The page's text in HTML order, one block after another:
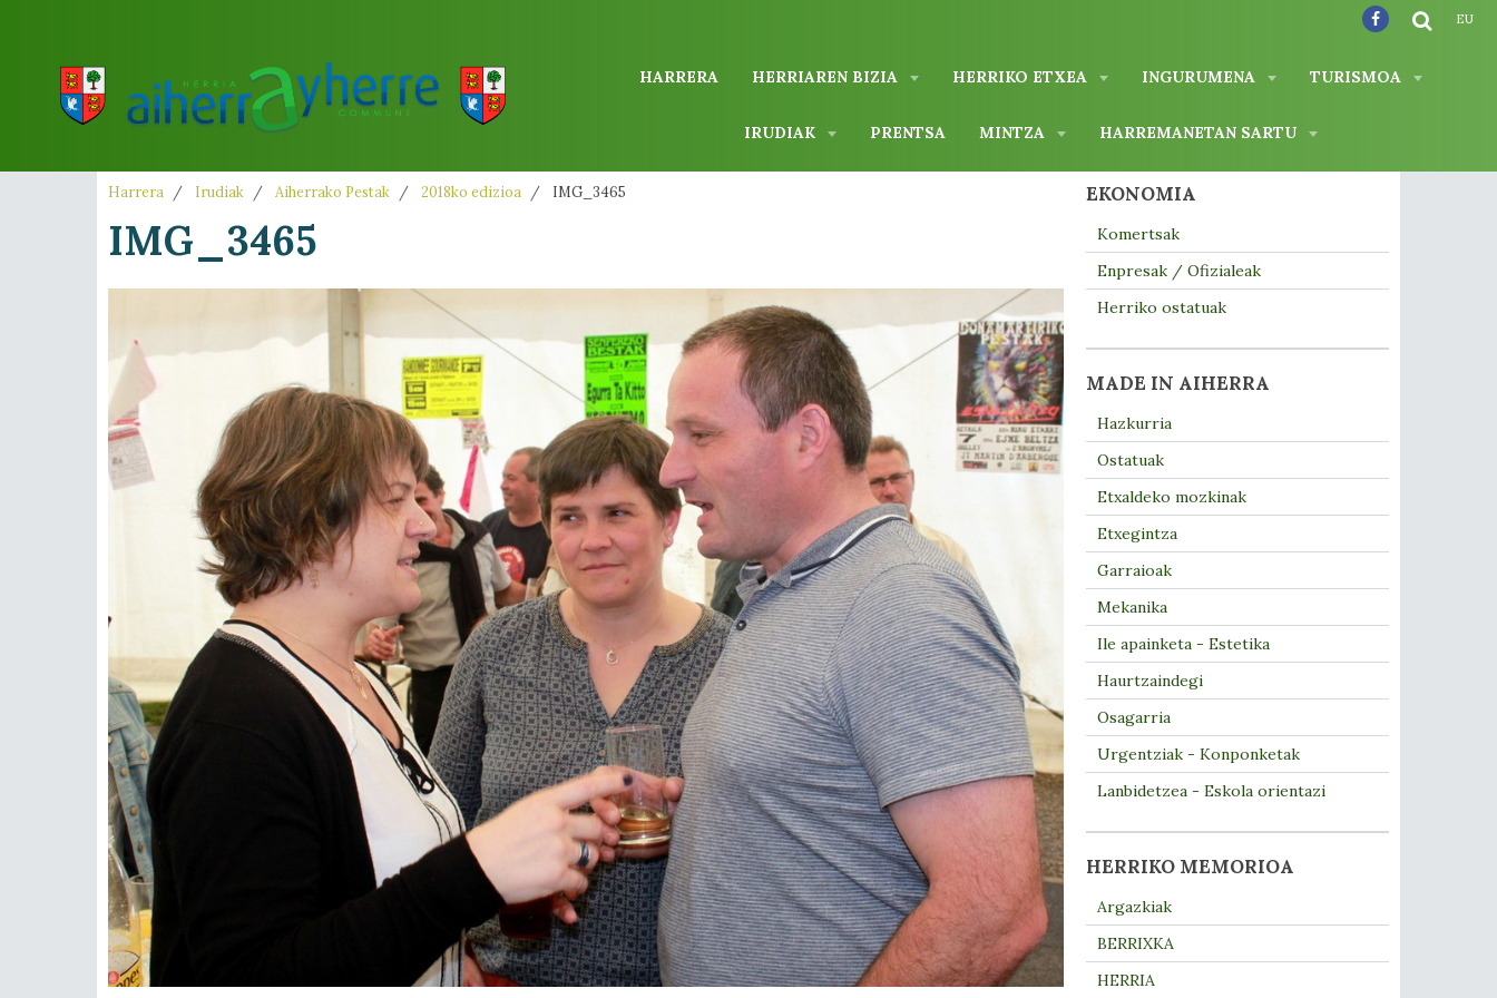
HARRERA HERRIAREN BIZIA HERRIKO ETXEA INGURUMENA TURISMOA
IRUDIAK PRENTSA MINTZA HARREMANETAN SARTU
EU
Harrera Irudiak Aiherrako Pestak 2018ko edizioa IMG_3465
IMG_3465
EKONOMIA
Komertsak
Enpresak / Ofizialeak
Herriko ostatuak
MADE IN AIHERRA
Hazkurria
Ostatuak
Etxaldeko mozkinak
Etxegintza
Garraioak
Mekanika
Ile apainketa - Estetika
Haurtzaindegi
Osagarria
Urgentziak - Konponketak
Lanbidetzea - Eskola orientazi
HERRIKO MEMORIOA
Argazkiak
BERRIXKA
HERRIA